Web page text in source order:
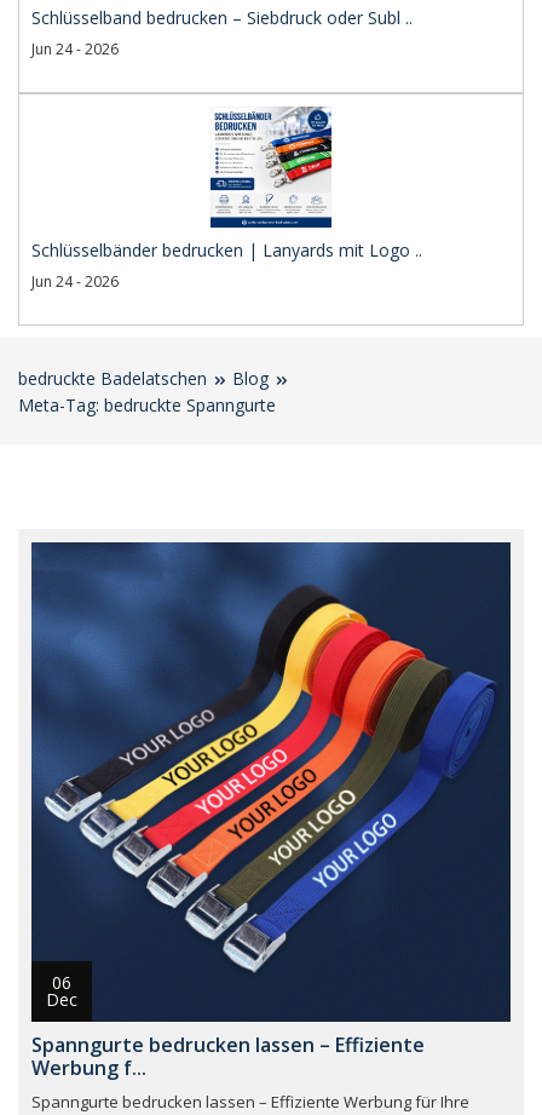
Schlüsselband bedrucken – Siebdruck oder Subl ..
Jun 24 - 2026
Schlüsselbänder bedrucken | Lanyards mit Logo ..
Jun 24 - 2026
bedruckte Badelatschen
Blog
Meta-Tag: bedruckte Spanngurte
06
Dec
Spanngurte bedrucken lassen – Effiziente
Werbung f...
Spanngurte bedrucken lassen – Effiziente Werbung für Ihre